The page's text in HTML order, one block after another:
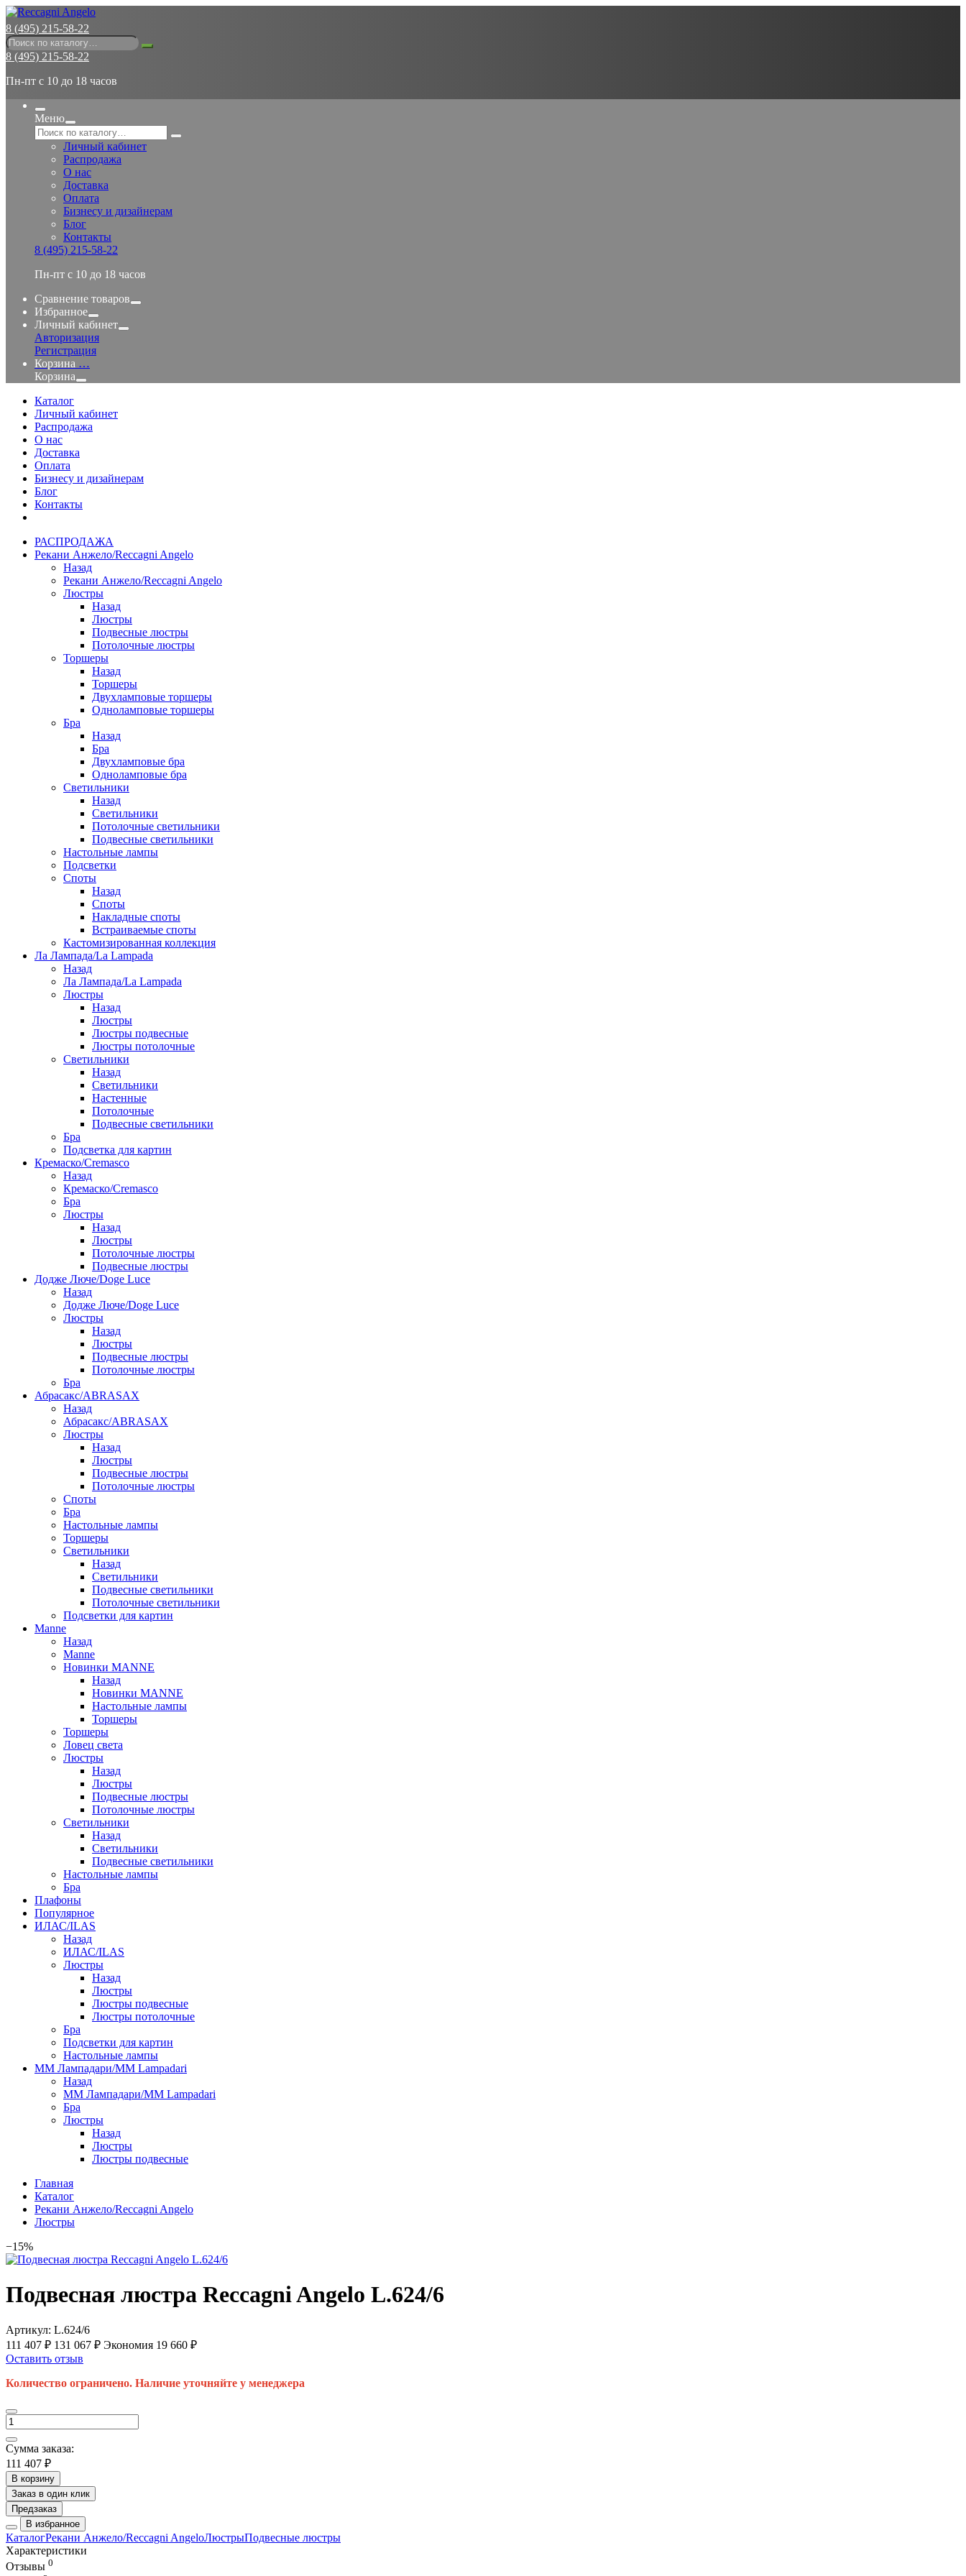
8 (495) 215-58-22
8 (495) 215-58-22
Пн-пт с 10 до 18 часов
Меню
Личный кабинет
Распродажа
О нас
Доставка
Оплата
Бизнесу и дизайнерам
Блог
Контакты
8 (495) 215-58-22
Пн-пт с 10 до 18 часов
Сравнение товаров
Избранное
Личный кабинет
Авторизация
Регистрация
Корзина …
Корзина
Каталог
Личный кабинет
Распродажа
О нас
Доставка
Оплата
Бизнесу и дизайнерам
Блог
Контакты
РАСПРОДАЖА
Рекани Анжело/Reccagni Angelo
Назад
Рекани Анжело/Reccagni Angelo
Люстры
Назад
Люстры
Подвесные люстры
Потолочные люстры
Торшеры
Назад
Торшеры
Двухламповые торшеры
Одноламповые торшеры
Бра
Назад
Бра
Двухламповые бра
Одноламповые бра
Светильники
Назад
Светильники
Потолочные светильники
Подвесные светильники
Настольные лампы
Подсветки
Споты
Назад
Споты
Накладные споты
Встраиваемые споты
Кастомизированная коллекция
Ла Лампада/La Lampada
Назад
Ла Лампада/La Lampada
Люстры
Назад
Люстры
Люстры подвесные
Люстры потолочные
Светильники
Назад
Светильники
Настенные
Потолочные
Подвесные светильники
Бра
Подсветка для картин
Кремаско/Cremasco
Назад
Кремаско/Cremasco
Бра
Люстры
Назад
Люстры
Потолочные люстры
Подвесные люстры
Додже Люче/Doge Luce
Назад
Додже Люче/Doge Luce
Люстры
Назад
Люстры
Подвесные люстры
Потолочные люстры
Бра
Абрасакс/ABRASAX
Назад
Абрасакс/ABRASAX
Люстры
Назад
Люстры
Подвесные люстры
Потолочные люстры
Споты
Бра
Настольные лампы
Торшеры
Светильники
Назад
Светильники
Подвесные светильники
Потолочные светильники
Подсветки для картин
Manne
Назад
Manne
Новинки MANNE
Назад
Новинки MANNE
Настольные лампы
Торшеры
Торшеры
Ловец света
Люстры
Назад
Люстры
Подвесные люстры
Потолочные люстры
Светильники
Назад
Светильники
Подвесные светильники
Настольные лампы
Бра
Плафоны
Популярное
ИЛАС/ILAS
Назад
ИЛАС/ILAS
Люстры
Назад
Люстры
Люстры подвесные
Люстры потолочные
Бра
Подсветки для картин
Настольные лампы
ММ Лампадари/MM Lampadari
Назад
ММ Лампадари/MM Lampadari
Бра
Люстры
Назад
Люстры
Люстры подвесные
Главная
Каталог
Рекани Анжело/Reccagni Angelo
Люстры
−15%
Подвесная люстра Reccagni Angelo L.624/6
Артикул: L.624/6
111 407 ₽ 131 067 ₽ Экономия 19 660 ₽
Оставить отзыв
Количество ограничено. Наличие уточняйте у менеджера
Сумма заказа:
111 407 ₽
В корзину
Заказ в один клик
Предзаказ
В избранное
КаталогРекани Анжело/Reccagni AngeloЛюстрыПодвесные люстры
Характеристики
Отзывы 0